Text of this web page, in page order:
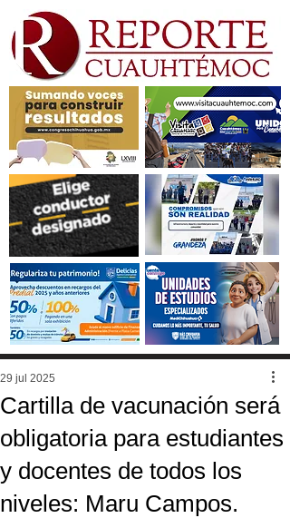
Cartilla de vacunación será
obligatoria para estudiantes
y docentes de todos los
niveles: Maru Campos.
29 jul 2025